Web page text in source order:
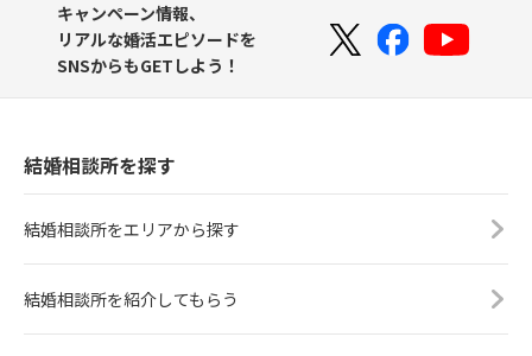
キャンペーン情報、
リアルな婚活エピソードを
SNSからもGETしよう！
結婚相談所を探す
結婚相談所をエリアから探す
結婚相談所を紹介してもらう